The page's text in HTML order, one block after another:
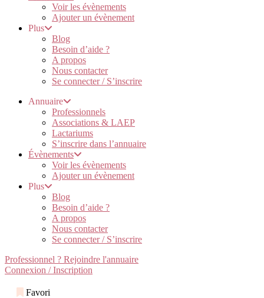
Voir les évènements
Ajouter un évènement
Plus
Blog
Besoin d’aide ?
A propos
Nous contacter
Se connecter / S’inscrire
Annuaire
Professionnels
Associations & LAEP
Lactariums
S’inscrire dans l’annuaire
Évènements
Voir les évènements
Ajouter un évènement
Plus
Blog
Besoin d’aide ?
A propos
Nous contacter
Se connecter / S’inscrire
Professionnel ? Rejoindre l'annuaire
Connexion / Inscription
Favori